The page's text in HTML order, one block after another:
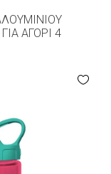
ΑΓΌΡΙ 4